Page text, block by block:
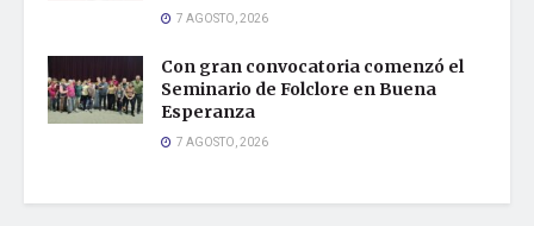
7 AGOSTO, 2026
Con gran convocatoria comenzó el
Seminario de Folclore en Buena
Esperanza
7 AGOSTO, 2026